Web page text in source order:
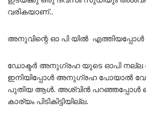
വരികയാണ്..
അനുവിന്റെ ഓ പി യിൽ എത്തിയപ്പോൾ
ഡോക്ടർ അനുഗ്രഹ യുടെ ഓപി
ഇനിയിപ്പോൾ അനുഗ്രഹ പോയാൽ
പുതിയ ആൾ. അശ്വിൻ പറഞ്ഞപ്പോൾ
കാര്യം പിടികിട്ടിയില്ല.